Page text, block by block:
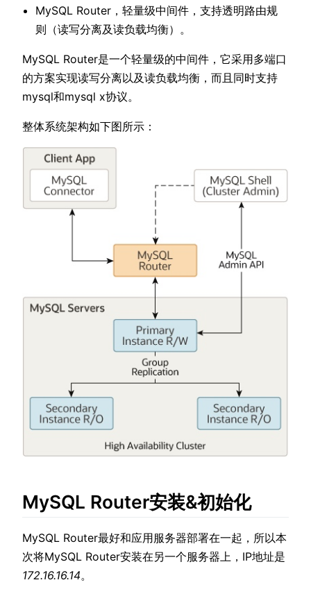
MySQL Router，轻量级中间件，支持透明路由规
则（读写分离及读负载均衡）。
MySQL Router是一个轻量级的中间件，它采用多端口
的方案实现读写分离以及读负载均衡，而且同时支持
mysql和mysql x协议。
整体系统架构如下图所示：
MySQL Router安装&初始化
MySQL Router最好和应用服务器部署在一起，所以本
次将MySQL Router安装在另一个服务器上，IP地址是
172.16.16.14。